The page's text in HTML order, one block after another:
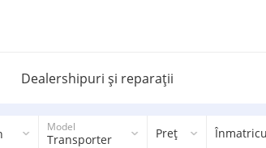
Dealershipuri și reparații
Model
Transporter Preț